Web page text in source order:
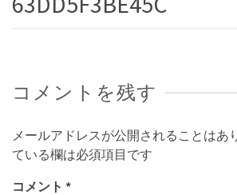
コメントを残す
メールアドレスが公開されることはあ
ている欄は必須項目です
コメント *